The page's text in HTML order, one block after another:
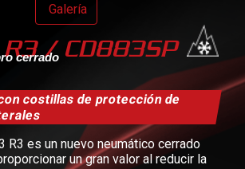
Galería
R3 / CD883SP
cerrado
costillas de protección de
R3 es un nuevo neumático cerrado
un gran valor al reducir la